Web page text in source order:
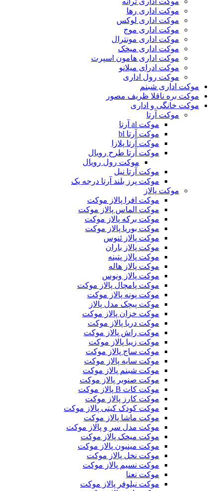
موکت اداری رها
موکت اداری لوکس
موکت اداری موج
موکت اداری مونترال
موکت اداری میخک
موکت اداری هامون اسپرت
موکت ادرای میلانو
موکت رول اداری
موکت اداری شبنم
موکت بره ناقلا ظریف مصور
موکت خانگی و اداری
موکت آرتا
موکت al آرتا
موکت آرتا bl
موکت آرتا پلازا
موکت آرتا طرح رویال
موکت رول رویال
موکت آرتا نیل
موکت پرز بلند آرتا درجه یک
موکت پالاز
موکت افرا پالاز موکت
موکت الماس پالاز موکت
موکت برکه پالاز موکت
موکت بوریا پالاز موکت
موکت پالاز ئنوس
موکت پالاز باران
موکت پالاز پتینه
موکت پالاز هاله
موکت پالاز ونوس
موکت پامچال پالاز موکت
موکت پونه پالاز موکت
موکت پیچک مدل پالاز
موکت خزان پالاز موکت
موکت دریا پالاز موکت
موکت راش پالاز موکت
موکت زیبا پالاز موکت
موکت ساج پالاز موکت
موکت سایه پالاز موکت
موکت شبنم پالاز موکت
موکت صنوبر پالاز موکت
موکت کات B پالاز موکت
موکت کارز پالاز موکت
موکت کودک کیتی پالاز موکت
موکت ماشا پالاز موکت
موکت مدل سر و پالاز موکت
موکت میخک پالاز موکت
موکت مینیون پالاز موکت
موکت نخل پالاز موکت
موکت نسیم پالاز موکت
موکت نعنا
موکت نیلوفر پالاز موکت